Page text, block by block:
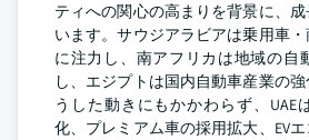
ティへの関心の高まりを背景に、
います。サウジアラビアは乗用車
に注力し、南アフリカは地域の自
し、エジプトは国内自動車産業の
うした動きにもかかわらず、UAE
化、プレミアム車の採用拡大、EV